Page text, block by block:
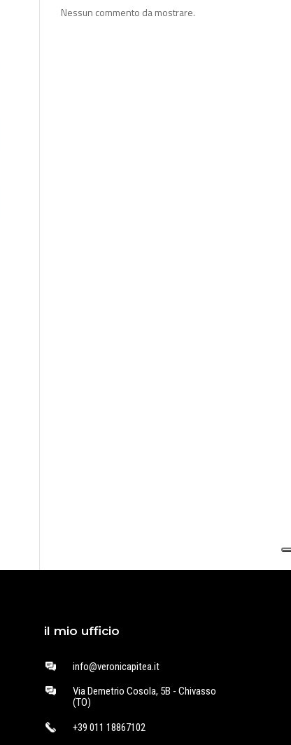
Nessun commento da mostrare.
il mio ufficio
info@veronicapitea.it
Via Demetrio Cosola, 5B - Chivasso
(TO)
+39 011 18867102